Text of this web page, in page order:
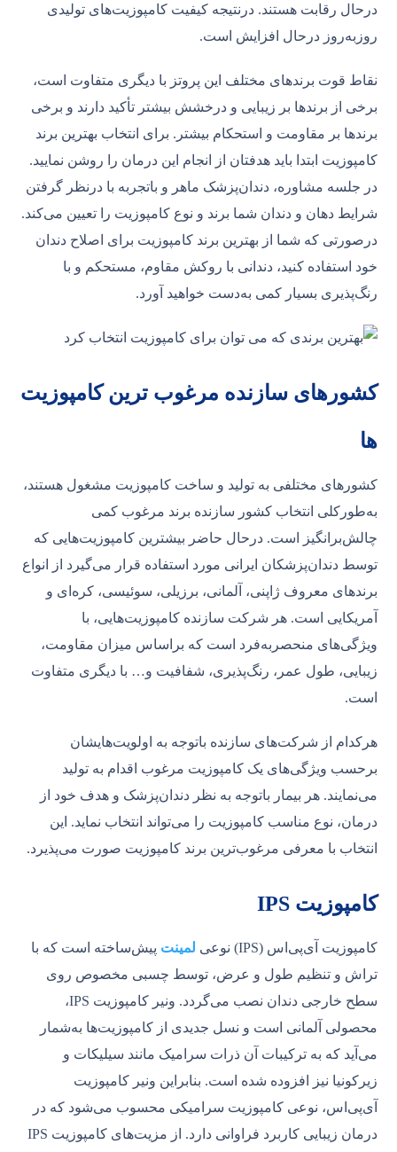
درحال رقابت هستند. درنتیجه کیفیت کامپوزیت‌های تولیدی
روزبه‌روز درحال افزایش است.
نقاط قوت برندهای مختلف این پروتز با دیگری متفاوت است،
برخی از برندها بر زیبایی و درخشش بیشتر تأکید دارند و برخی
برندها بر مقاومت و استحکام بیشتر. برای انتخاب بهترین برند
کامپوزیت ابتدا باید هدفتان از انجام این درمان را روشن نمایید.
در جلسه مشاوره، دندان‌پزشک ماهر و باتجربه با درنظر گرفتن
شرایط دهان و دندان شما برند و نوع کامپوزیت را تعیین می‌کند.
درصورتی که شما از بهترین برند کامپوزیت برای اصلاح دندان
خود استفاده کنید، دندانی با روکش مقاوم، مستحکم و با
رنگ‌پذیری بسیار کمی به‌دست خواهید آورد.
کشورهای سازنده مرغوب ترین کامپوزیت
ها
کشورهای مختلفی به تولید و ساخت کامپوزیت مشغول هستند،
به‌طورکلی انتخاب کشور سازنده برند مرغوب کمی
چالش‌برانگیز است. درحال حاضر بیشترین کامپوزیت‌هایی که
توسط دندان‌پزشکان ایرانی مورد استفاده قرار می‌گیرد از انواع
برندهای معروف ژاپنی، آلمانی، برزیلی، سوئیسی، کره‌ای و
آمریکایی است. هر شرکت سازنده کامپوزیت‌هایی، با
ویژگی‌های منحصربه‌فرد است که براساس میزان مقاومت،
زیبایی، طول عمر، رنگ‌پذیری، شفافیت و… با دیگری متفاوت
است.
هرکدام از شرکت‌های سازنده باتوجه به اولویت‌هایشان
برحسب ویژگی‌های یک کامپوزیت مرغوب اقدام به تولید
می‌نمایند. هر بیمار باتوجه به نظر دندان‌پزشک و هدف خود از
درمان، نوع مناسب کامپوزیت را می‌تواند انتخاب نماید. این
انتخاب با معرفی مرغوب‌ترین برند کامپوزیت صورت می‌پذیرد.
کامپوزیت IPS
کامپوزیت آی‌پی‌اس (IPS) نوعی لمینت پیش‌ساخته است که با
تراش و تنظیم طول و عرض، توسط چسبی مخصوص روی
سطح خارجی دندان نصب می‌گردد. ونیر کامپوزیت IPS،
محصولی آلمانی است و نسل جدیدی از کامپوزیت‌ها به‌شمار
می‌آید که به ترکیبات آن ذرات سرامیک مانند سیلیکات و
زیرکونیا نیز افزوده شده است. بنابراین ونیر کامپوزیت
آی‌پی‌اس، نوعی کامپوزیت سرامیکی محسوب می‌شود که در
درمان زیبایی کاربرد فراوانی دارد. از مزیت‌های کامپوزیت IPS